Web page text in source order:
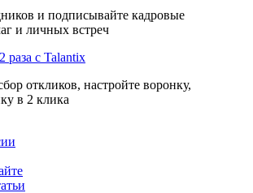
и подписывайте кадровые
и личных встреч
раза с Talantix
откликов, настройте воронку,
в 2 клика